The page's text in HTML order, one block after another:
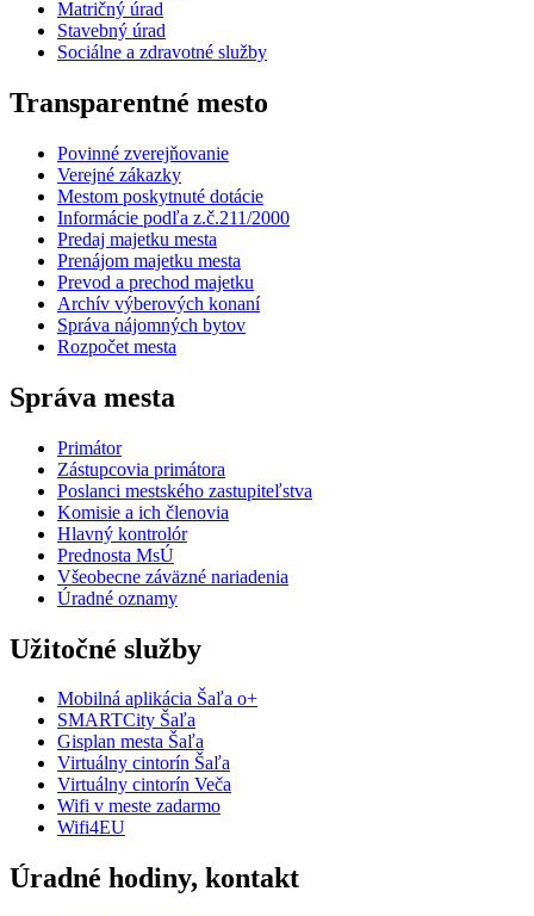
Matričný úrad
Stavebný úrad
Sociálne a zdravotné služby
Transparentné mesto
Povinné zverejňovanie
Verejné zákazky
Mestom poskytnuté dotácie
Informácie podľa z.č.211/2000
Predaj majetku mesta
Prenájom majetku mesta
Prevod a prechod majetku
Archív výberových konaní
Správa nájomných bytov
Rozpočet mesta
Správa mesta
Primátor
Zástupcovia primátora
Poslanci mestského zastupiteľstva
Komisie a ich členovia
Hlavný kontrolór
Prednosta MsÚ
Všeobecne záväzné nariadenia
Úradné oznamy
Užitočné služby
Mobilná aplikácia Šaľa o+
SMARTCity Šaľa
Gisplan mesta Šaľa
Virtuálny cintorín Šaľa
Virtuálny cintorín Veča
Wifi v meste zadarmo
Wifi4EU
Úradné hodiny, kontakt